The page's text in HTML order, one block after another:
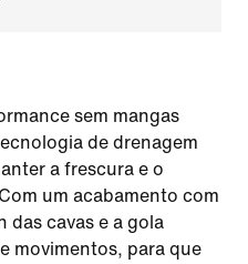
sem mangas
de drenagem
a frescura e o
um acabamento com
das cavas e a gola
movimentos, para que